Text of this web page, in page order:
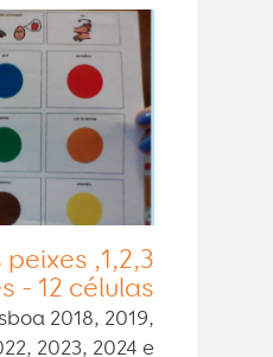
peixes
- 12 células
2018, 2019,
2023, 2024 e